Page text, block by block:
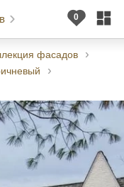
фасадов